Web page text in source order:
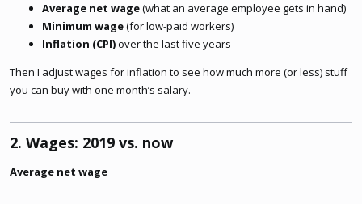
Average net wage(what an average employee gets in hand)
Minimum wage(for low-paid workers)
Inflation (CPI)over the last five years
Then I adjust wages for inflation to see how much more (or less) stuff
you can buy with one month’s salary.
2. Wages: 2019 vs. now​
Average net wage